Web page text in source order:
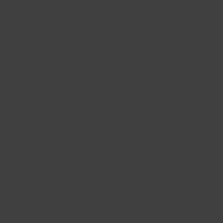
houden kunt u deze het beste in het
door de lelijke geworden
plant gaat dan weer nieuwe stengels
de bloemen lijken op een klokje. De
lactiflora 'Loddon Anna'
planten gecombineerd
Anna' is goed te combineren